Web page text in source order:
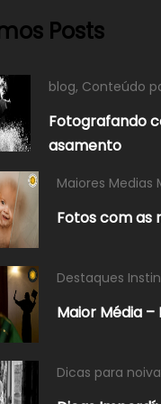
Posts
blog, Conteúdo
Fotografando
asamento
Maiores Medias
Fotos com as
Destaques
Maior Média
Dicas para